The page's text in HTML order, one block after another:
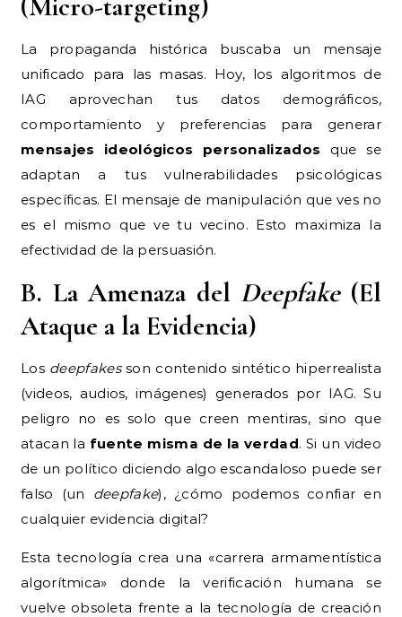
(Micro-targeting)
La propaganda histórica buscaba un mensaje
unificado para las masas. Hoy, los algoritmos de
IAG aprovechan tus datos demográficos,
comportamiento y preferencias para generar
mensajes ideológicos personalizados que se
adaptan a tus vulnerabilidades psicológicas
específicas. El mensaje de manipulación que ves no
es el mismo que ve tu vecino. Esto maximiza la
efectividad de la persuasión.
B. La Amenaza del Deepfake(El
Ataque a la Evidencia)
Los deepfakesson contenido sintético hiperrealista
(videos, audios, imágenes) generados por IAG. Su
peligro no es solo que creen mentiras, sino que
atacan la fuente misma de la verdad. Si un video
de un político diciendo algo escandaloso puede ser
falso (un deepfake), ¿cómo podemos confiar en
cualquier evidencia digital?
Esta tecnología crea una «carrera armamentística
algorítmica» donde la verificación humana se
vuelve obsoleta frente a la tecnología de creación